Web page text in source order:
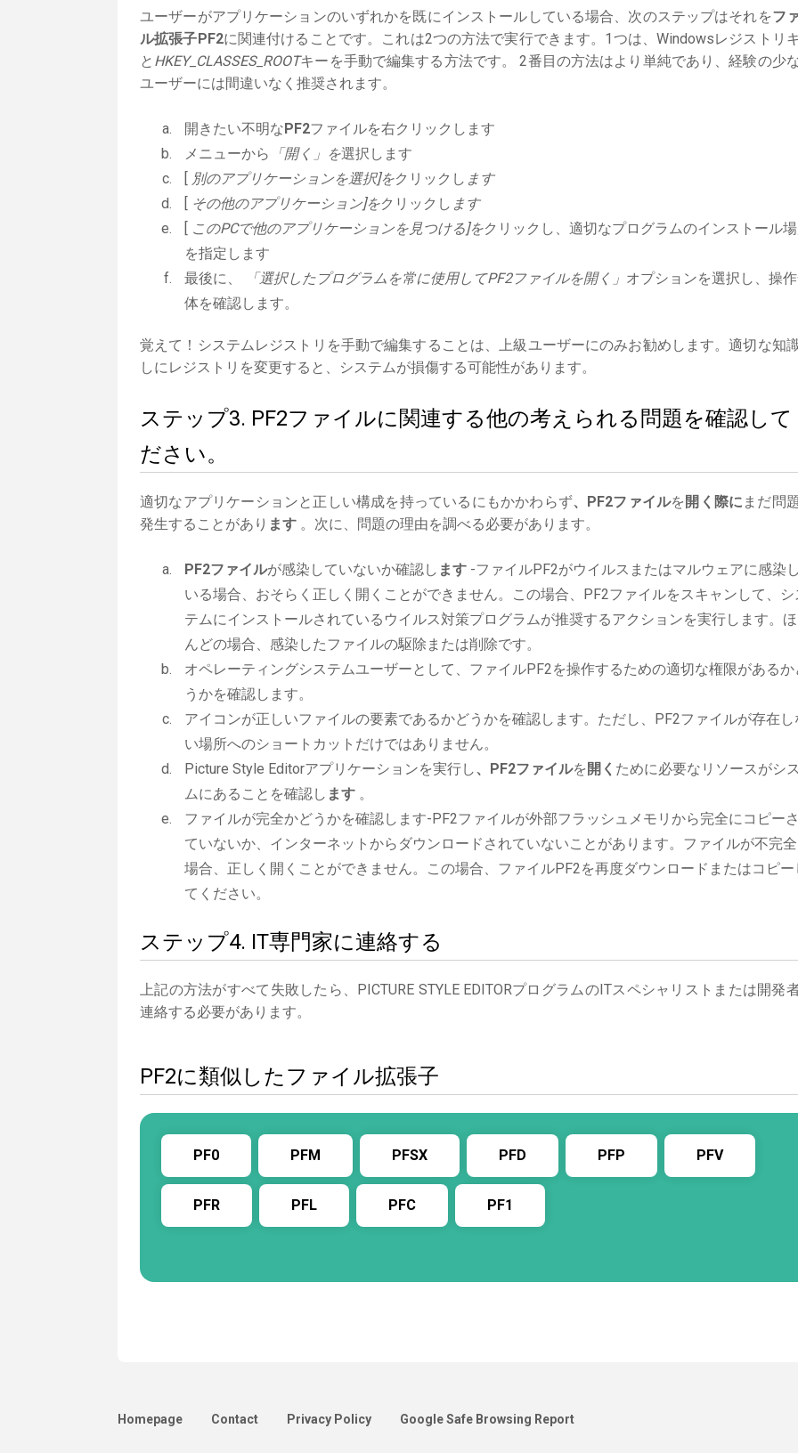
ユーザーがアプリケーションのいずれかを既にインストールしている場合、次のステップはそれをフ
ル拡張子PF2に関連付けることです。これは2つの方法で実行できます。1つは、Windowsレジストリ
と HKEY_CLASSES_ROOTキーを手動で編集する方法です。 2番目の方法はより単純であり、経験の少
ユーザーには間違いなく推奨されます。
開きたい不明なPF2ファイルを右クリックします
メニューから
「開く」を選択します
[ 別のアプリケーションを選択]をクリックし ます
[ その他のアプリケーション]をクリックし ます
[ このPCで他のアプリケーションを見つける]をクリックし、適切なプログラムのインストール
を指定します
最後に、
「選択したプログラムを常に使用してPF2ファイルを開く」 オプションを選択し、操
体を確認します。
覚えて！システムレジストリを手動で編集することは、上級ユーザーにのみお勧めします。適切な知
しにレジストリを変更すると、システムが損傷する可能性があります。
ステップ3. PF2ファイルに関連する他の考えられる問題を確認して
ださい。
適切なアプリケーションと正しい構成を持っているにもかかわらず、PF2ファイルを 開く際に まだ問
発生することがあり ます 。次に、問題の理由を調べる必要があります。
PF2ファイルが感染していないか確認し ます -ファイルPF2がウイルスまたはマルウェアに感染
いる場合、おそらく正しく開くことができません。この場合、PF2ファイルをスキャンして、シ
テムにインストールされているウイルス対策プログラムが推奨するアクションを実行します。ほ
んどの場合、感染したファイルの駆除または削除です。
オペレーティングシステムユーザーとして、ファイルPF2を操作するための適切な権限があるか
うかを確認します。
アイコンが正しいファイルの要素であるかどうかを確認します。ただし、PF2ファイルが存在し
い場所へのショートカットだけではありません。
Picture Style Editorアプリケーションを実行し、PF2ファイルを 開く ために必要なリソースがシ
ムにあることを確認し ます 。
ファイルが完全かどうかを確認します-PF2ファイルが外部フラッシュメモリから完全にコピー
ていないか、インターネットからダウンロードされていないことがあります。ファイルが不完
場合、正しく開くことができません。この場合、ファイルPF2を再度ダウンロードまたはコピー
てください。
ステップ4. IT専門家に連絡する
上記の方法がすべて失敗したら、PICTURE STYLE EDITORプログラムのITスペシャリストまたは開発
連絡する必要があります。
PF2に類似したファイル拡張子
PF0 PFM PFSX PFD PFP PFV
PFR PFL PFC PF1
Homepage Contact Privacy Policy Google Safe Browsing Report